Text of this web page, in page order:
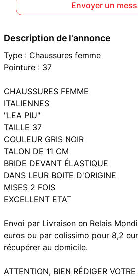
Envoyer un
Description de l'annonce
Type : Chaussures femme
Pointure : 37
CHAUSSURES FEMME
ITALIENNES
"LEA PIU"
TAILLE 37
COULEUR GRIS NOIR
TALON DE 11 CM
BRIDE DEVANT ÉLASTIQUE
DANS LEUR BOITE D'ORIGINE
MISES 2 FOIS
EXCELLENT ETAT
Envoi par Livraison en Relais
euros ou par colissimo pour 8,2
récupérer au domicile.
ATTENTION, BIEN RÉDIGER